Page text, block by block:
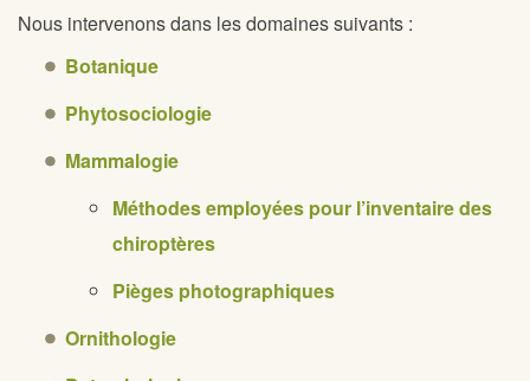
Nous intervenons dans les domaines suivants :
Botanique
Phytosociologie
Mammalogie
Méthodes employées pour l’inventaire des
chiroptères
Pièges photographiques
Ornithologie